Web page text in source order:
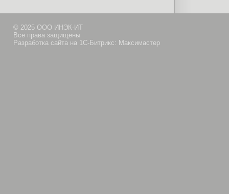
© 2025 ООО ИНЭК-ИТ
Все права защищены
Разработка сайта на 1С-Битрикс: Максимастер